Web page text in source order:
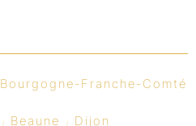
Bourgogne-Franche-Comté
/ Beaune / Dijon